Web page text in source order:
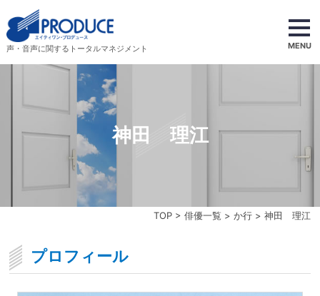
声・音声に関するトータルマネジメント MENU
TOP> 俳優一覧 > か行> 神田 理江
神田 理江
プロフィール